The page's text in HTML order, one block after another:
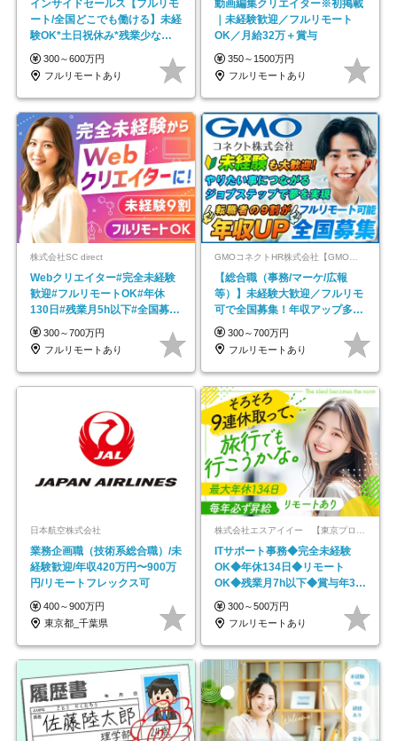
インサイドセールス【フルリモ
ート/全国どこでも働ける】未経
験OK*土日祝休み*残業少なめ*
在宅勤務手当あり
300～600万円
フルリモートあり
動画編集クリエイター※初掲載
｜未経験歓迎／フルリモート
OK／月給32万＋賞与
350～1500万円
フルリモートあり
株式会社SC direct
Webクリエイター#完全未経験
歓迎#フルリモートOK#年休
130日#残業月5h以下#全国募集
#最大1年の研修
300～700万円
フルリモートあり
GMOコネクトHR株式会社【GMOインターネットグループ】
【総合職（事務/マーケ/広報
等）】未経験大歓迎／フルリモ
可で全国募集！年収アップ多数
★年休最大130日★
300～700万円
フルリモートあり
日本航空株式会社
業務企画職（技術系総合職）/未
経験歓迎/年収420万円〜900万
円/リモートフレックス可
400～900万円
東京都_千葉県
株式会社エスアイイー 【東京プロマーケット上場】
ITサポート事務◆完全未経験
OK◆年休134日◆リモート
OK◆残業月7h以下◆賞与年3回
◆5年目まで必ず昇給
300～500万円
フルリモートあり